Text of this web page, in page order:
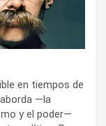
en tiempos de
—la
y el poder—